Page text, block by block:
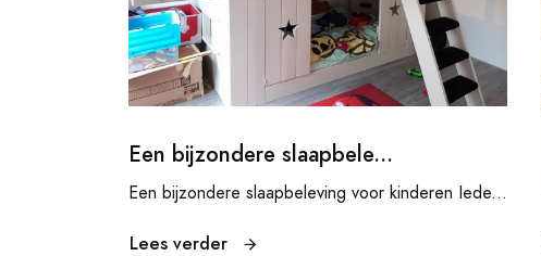
Een bijzondere slaapbele...
Een bijzondere slaapbeleving voor kinderen Iede...
Lees verder